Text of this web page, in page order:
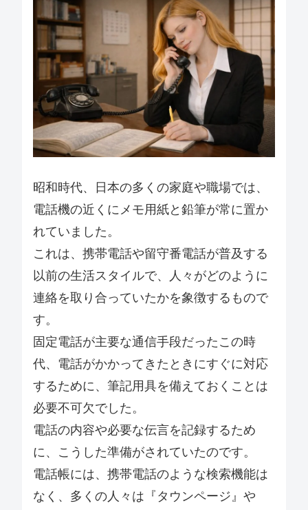
昭和時代、日本の多くの家庭や職場では、
電話機の近くにメモ用紙と鉛筆が常に置か
れていました。
これは、携帯電話や留守番電話が普及する
以前の生活スタイルで、人々がどのように
連絡を取り合っていたかを象徴するもので
す。
固定電話が主要な通信手段だったこの時
代、電話がかかってきたときにすぐに対応
するために、筆記用具を備えておくことは
必要不可欠でした。
電話の内容や必要な伝言を記録するため
に、こうした準備がされていたのです。
電話帳には、携帯電話のような検索機能は
なく、多くの人々は『タウンページ』や